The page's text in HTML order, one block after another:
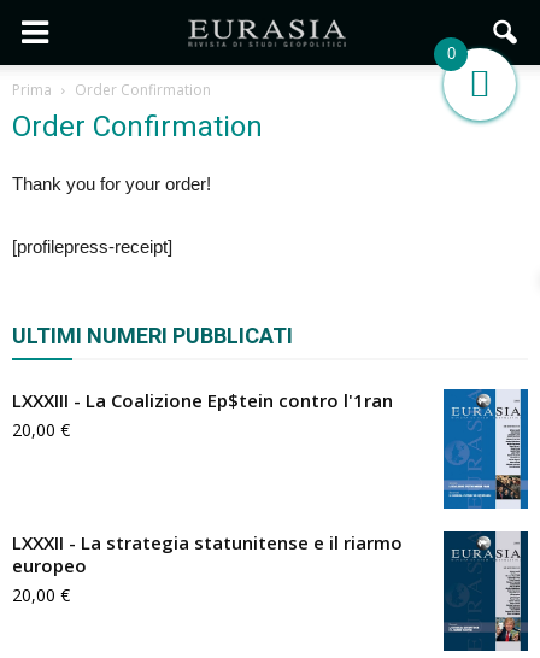
Prima Order Confirmation
Order Confirmation
Thank you for your order!
[profilepress-receipt]
ULTIMI NUMERI PUBBLICATI
LXXXIII - La Coalizione Ep$tein contro l'1ran
20,00 €
LXXXII - La strategia statunitense e il riarmo
europeo
20,00 €
0